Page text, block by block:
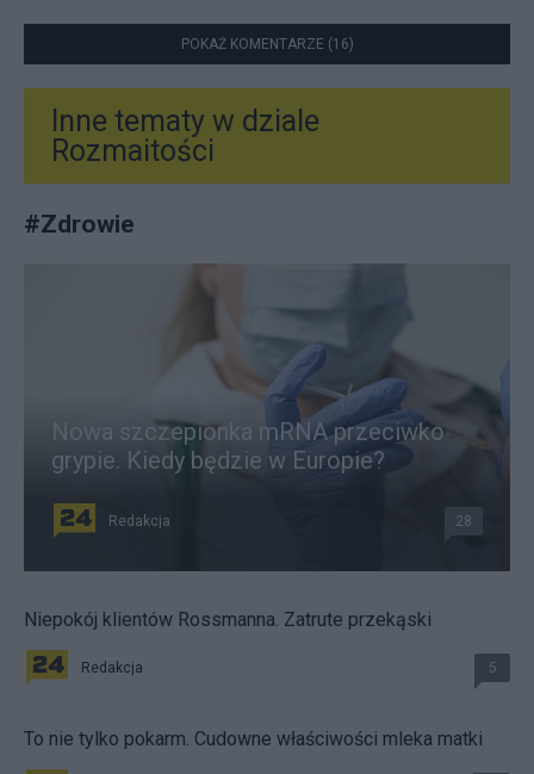
POKAŻ KOMENTARZE (16)
Inne tematy w dziale
Rozmaitości
#Zdrowie
Nowa szczepionka mRNA przeciwko
grypie. Kiedy będzie w Europie?
Redakcja 28
Niepokój klientów Rossmanna. Zatrute przekąski
Redakcja 5
To nie tylko pokarm. Cudowne właściwości mleka matki